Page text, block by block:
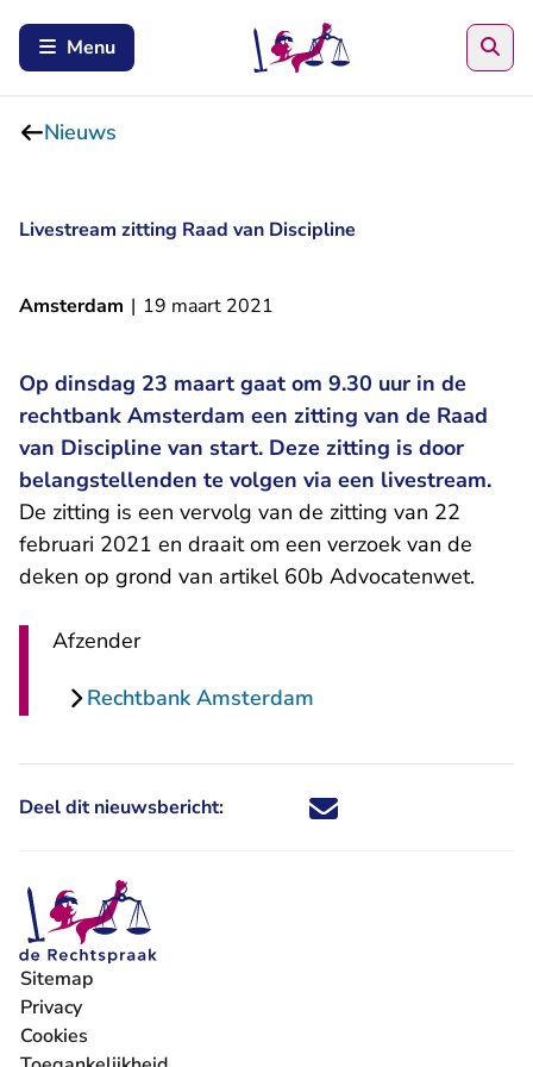
Menu
Nieuws
Livestream zitting Raad van Discipline
Amsterdam | 19 maart 2021
Op dinsdag 23 maart gaat om 9.30 uur in de
rechtbank Amsterdam een zitting van de Raad
van Discipline van start. Deze zitting is door
belangstellenden te volgen via een livestream.
De zitting is een vervolg van de zitting van 22
februari 2021 en draait om een verzoek van de
deken op grond van artikel 60b Advocatenwet.
Afzender
Rechtbank Amsterdam
Deel dit nieuwsbericht: Deel dit nieuwsbericht via X -
Deel dit nieuwsbericht via
Deel dit nieuwsbericht
Deel dit
Sitemap
Privacy
Cookies